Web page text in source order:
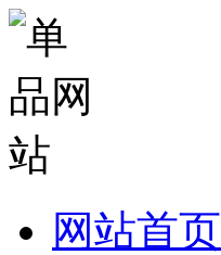
网站首页